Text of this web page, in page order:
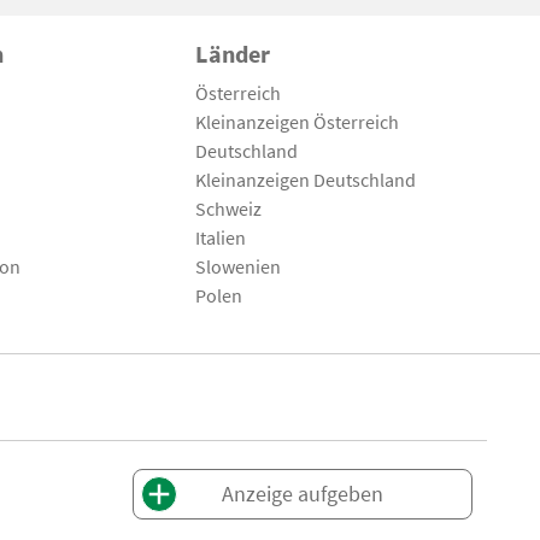
Länder
Österreich
Kleinanzeigen Österreich
Deutschland
Kleinanzeigen Deutschland
Schweiz
Italien
Slowenien
Polen
Anzeige aufgeben